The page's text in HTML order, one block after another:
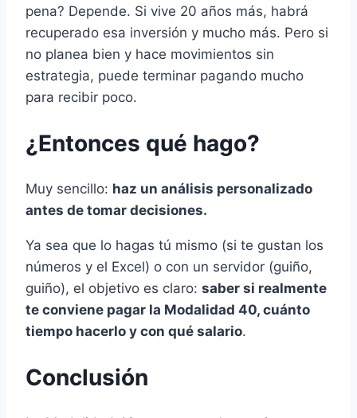
pena? Depende. Si vive 20 años más, habrá
recuperado esa inversión y mucho más. Pero si
no planea bien y hace movimientos sin
estrategia, puede terminar pagando mucho
para recibir poco.
¿Entonces qué hago?
Muy sencillo: haz un análisis personalizado
antes de tomar decisiones.
Ya sea que lo hagas tú mismo (si te gustan los
números y el Excel) o con un servidor (guiño,
guiño), el objetivo es claro: saber si realmente
te conviene pagar la Modalidad 40, cuánto
tiempo hacerlo y con qué salario.
Conclusión